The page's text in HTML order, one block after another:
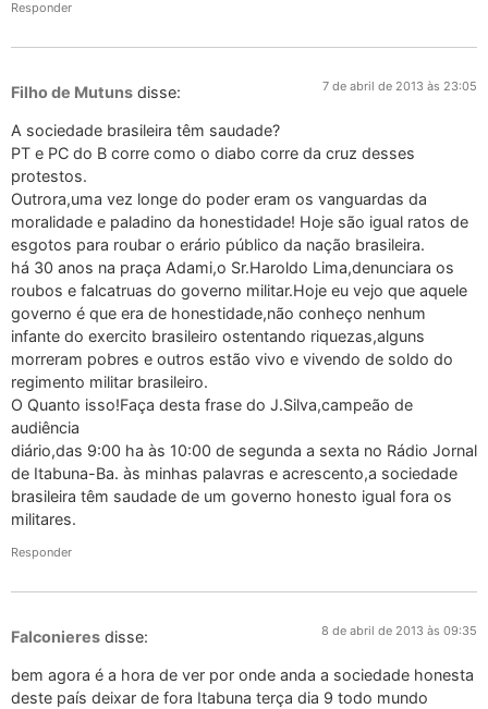
Responder
Filho de Mutuns disse: 7 de abril de 2013 às 23:05
A sociedade brasileira têm saudade?
PT e PC do B corre como o diabo corre da cruz desses
protestos.
Outrora,uma vez longe do poder eram os vanguardas da
moralidade e paladino da honestidade! Hoje são igual ratos de
esgotos para roubar o erário público da nação brasileira.
há 30 anos na praça Adami,o Sr.Haroldo Lima,denunciara os
roubos e falcatruas do governo militar.Hoje eu vejo que aquele
governo é que era de honestidade,não conheço nenhum
infante do exercito brasileiro ostentando riquezas,alguns
morreram pobres e outros estão vivo e vivendo de soldo do
regimento militar brasileiro.
O Quanto isso!Faça desta frase do J.Silva,campeão de
audiência
diário,das 9:00 ha às 10:00 de segunda a sexta no Rádio Jornal
de Itabuna-Ba. às minhas palavras e acrescento,a sociedade
brasileira têm saudade de um governo honesto igual fora os
militares.
Responder
Falconieres disse: 8 de abril de 2013 às 09:35
bem agora é a hora de ver por onde anda a sociedade honesta
deste país deixar de fora Itabuna terça dia 9 todo mundo